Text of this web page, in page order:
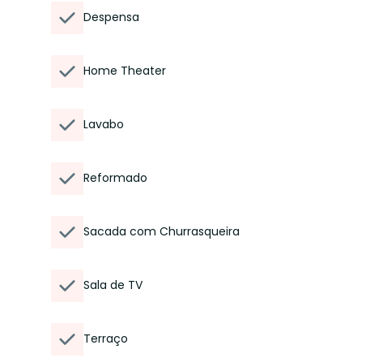
Despensa
Home Theater
Lavabo
Reformado
Sacada com Churrasqueira
Sala de TV
Terraço